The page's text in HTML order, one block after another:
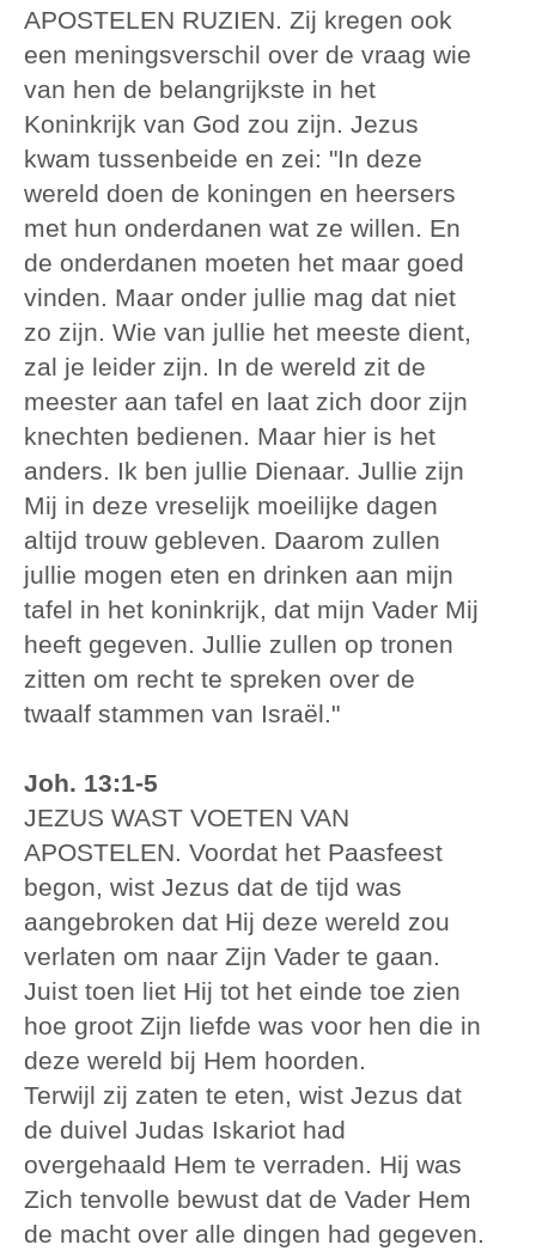
APOSTELEN RUZIEN. Zij kregen ook
een meningsverschil over de vraag wie
van hen de belangrijkste in het
Koninkrijk van God zou zijn. Jezus
kwam tussenbeide en zei: "In deze
wereld doen de koningen en heersers
met hun onderdanen wat ze willen. En
de onderdanen moeten het maar goed
vinden. Maar onder jullie mag dat niet
zo zijn. Wie van jullie het meeste dient,
zal je leider zijn. In de wereld zit de
meester aan tafel en laat zich door zijn
knechten bedienen. Maar hier is het
anders. Ik ben jullie Dienaar. Jullie zijn
Mij in deze vreselijk moeilijke dagen
altijd trouw gebleven. Daarom zullen
jullie mogen eten en drinken aan mijn
tafel in het koninkrijk, dat mijn Vader Mij
heeft gegeven. Jullie zullen op tronen
zitten om recht te spreken over de
twaalf stammen van Israël."
Joh. 13:1-5
JEZUS WAST VOETEN VAN
APOSTELEN. Voordat het Paasfeest
begon, wist Jezus dat de tijd was
aangebroken dat Hij deze wereld zou
verlaten om naar Zijn Vader te gaan.
Juist toen liet Hij tot het einde toe zien
hoe groot Zijn liefde was voor hen die in
deze wereld bij Hem hoorden.
Terwijl zij zaten te eten, wist Jezus dat
de duivel Judas Iskariot had
overgehaald Hem te verraden. Hij was
Zich tenvolle bewust dat de Vader Hem
de macht over alle dingen had gegeven.